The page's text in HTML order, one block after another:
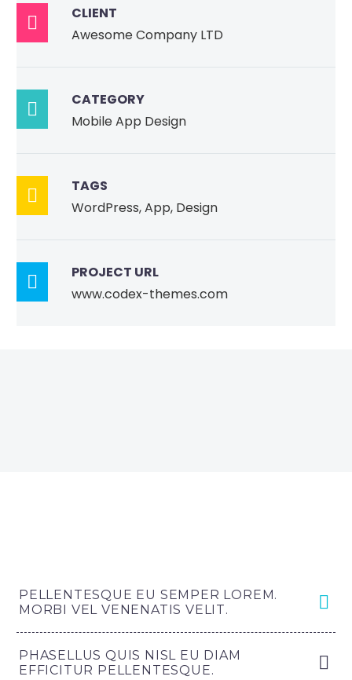

CLIENT
Awesome Company LTD

CATEGORY
Mobile App Design

TAGS
WordPress, App, Design

PROJECT URL
www.codex-themes.com
PELLENTESQUE EU SEMPER LOREM.
MORBI VEL VENENATIS VELIT.
PHASELLUS QUIS NISL EU DIAM
EFFICITUR PELLENTESQUE.